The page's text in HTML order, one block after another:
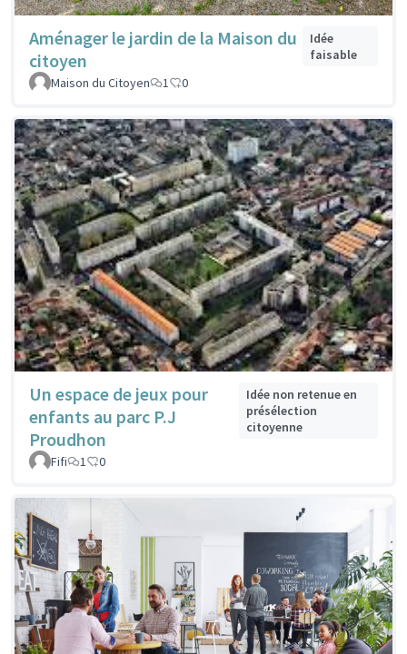
Aménager le jardin de la Maison du
citoyen
Idée
faisable
Maison du Citoyen
1 0
Un espace de jeux pour
enfants au parc P.J
Proudhon
Idée non retenue en
présélection
citoyenne
Fifi 1 0